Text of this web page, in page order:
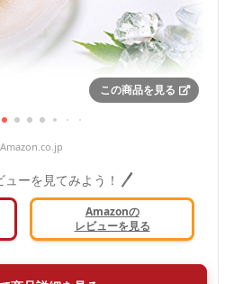
この商品を見る
Amazon.co.jp
ーを見てみよう！
Amazonの
レビューを見る